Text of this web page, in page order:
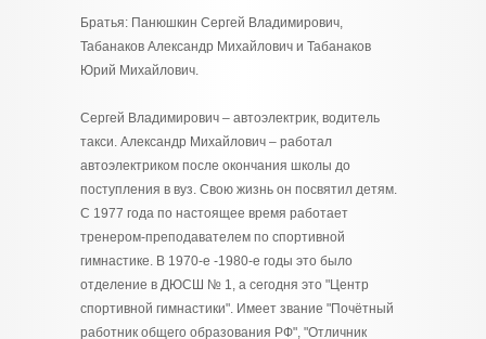
Братья: Панюшкин Сергей Владимирович,
Табанаков Александр Михайлович и Табанаков
Юрий Михайлович.
Сергей Владимирович – автоэлектрик, водитель
такси. Александр Михайлович – работал
автоэлектриком после окончания школы до
поступления в вуз. Свою жизнь он посвятил детям.
С 1977 года по настоящее время работает
тренером-преподавателем по спортивной
гимнастике. В 1970-е -1980-е годы это было
отделение в ДЮСШ № 1, а сегодня это "Центр
спортивной гимнастики". Имеет звание "Почётный
работник общего образования РФ", "Отличник